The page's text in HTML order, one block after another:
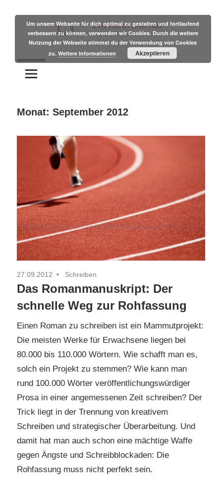
Inhalt
springen
Literaturjournal
Tipps
und
Branchennews
Monat: September 2012
27.09.2012 Schreiben
Das Romanmanuskript: Der
schnelle Weg zur Rohfassung
Einen Roman zu schreiben ist ein Mammutprojekt:
Die meisten Werke für Erwachsene liegen bei
80.000 bis 110.000 Wörtern. Wie schafft man es,
solch ein Projekt zu stemmen? Wie kann man
rund 100.000 Wörter veröffentlichungswürdiger
Prosa in einer angemessenen Zeit schreiben? Der
Trick liegt in der Trennung von kreativem
Schreiben und strategischer Überarbeitung. Und
damit hat man auch schon eine mächtige Waffe
gegen Ängste und Schreibblockaden: Die
Rohfassung muss nicht perfekt sein.
Um unsere Webseite für dich optimal zu gestalten und fortlaufend
verbessern zu können, verwenden wir Cookies. Durch die weitere
Nutzung der Webseite stimmst du der Verwendung von Cookies
zu.Weitere Informationen Akzeptieren